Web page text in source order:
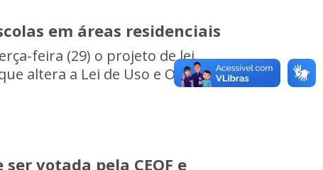
em áreas residenciais
feira (29) o projeto de lei
altera a Lei de Uso e O...
votada pela CEOF e